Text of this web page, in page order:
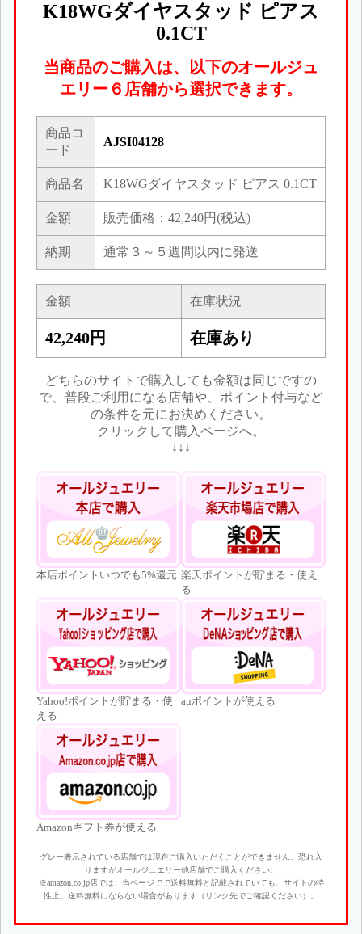
K18WGダイヤスタッド ピアス
0.1CT
当商品のご購入は、以下のオールジュ
エリー６店舗から選択できます。
商品コ
ード
AJSI04128
商品名 K18WGダイヤスタッド ピアス 0.1CT
金額 販売価格：42,240円(税込)
納期 通常３～５週間以内に発送
金額 在庫状況
42,240円 在庫あり
どちらのサイトで購入しても金額は同じですの
で、普段ご利用になる店舗や、ポイント付与など
の条件を元にお決めください。
クリックして購入ページへ。
↓↓↓
本店ポイントいつでも5%還元 楽天ポイントが貯まる・使え
る
Yahoo!ポイントが貯まる・使
える
auポイントが使える
Amazonギフト券が使える
グレー表示されている店舗では現在ご購入いただくことができません。恐れ入
りますがオールジュエリー他店舗でご購入ください。
※amazon.co.jp店では、当ページでで送料無料と記載されていても、サイトの特
性上、送料無料にならない場合があります（リンク先でご確認ください）。